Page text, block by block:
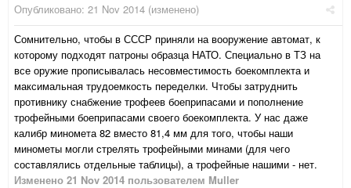
Опубликовано: 21 Nov 2014 (изменено)
Сомнительно, чтобы в СССР приняли на вооружение автомат, к
которому подходят патроны образца НАТО. Специально в ТЗ на
все оружие прописывалась несовместимость боекомплекта и
максимальная трудоемкость переделки. Чтобы затруднить
противнику снабжение трофеев боеприпасами и пополнение
трофейными боеприпасами своего боекомплекта. У нас даже
калибр миномета 82 вместо 81,4 мм для того, чтобы наши
минометы могли стрелять трофейными минами (для чего
составлялись отдельные таблицы), а трофейные нашими - нет.
Изменено 21 Nov 2014 пользователем Muller